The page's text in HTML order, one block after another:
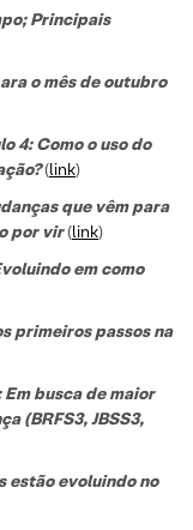
Principais
o mês de outubro
4: Como o uso do
(link)
que vêm para
por vir(link)
em como
primeiros passos na
busca de maior
(BRFS3, JBSS3,
estão evoluindo no